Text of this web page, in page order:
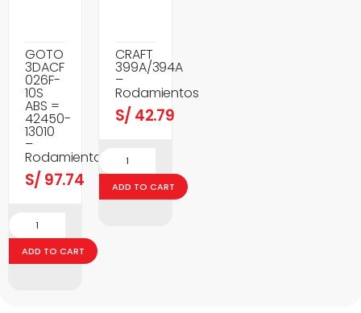
GOTO
3DACF
026F-
10S
ABS =
42450-
13010
–
Rodamientos
S/ 97.74
ADD TO CART
CRAFT
399A/394A
–
Rodamientos
S/ 42.79
ADD TO CART